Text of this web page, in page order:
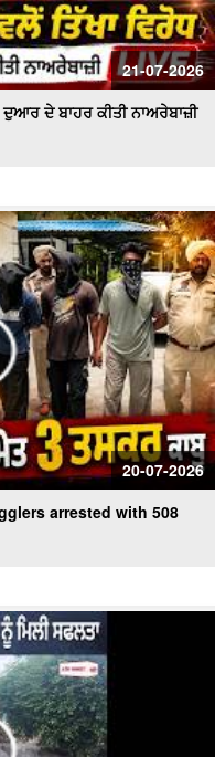
21-07-2026
ਦੇ ਬਾਹਰ ਕੀਤੀ ਨਾਅਰੇਬਾਜ਼ੀ
20-07-2026
arrested with 508